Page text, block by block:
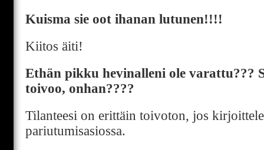
Kuisma sie oot ihanan lutunen!!!!
Kiitos äiti!
Ethän pikku hevinalleni ole varattu???
toivoo, onhan????
Tilanteesi on erittäin toivoton, jos
pariutumisasiossa.